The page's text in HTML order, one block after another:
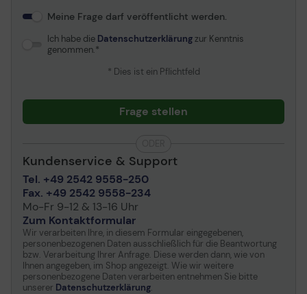
Meine Frage darf veröffentlicht werden.
Ich habe die Datenschutzerklärungzur Kenntnis
genommen.
* Dies ist ein Pflichtfeld
Frage stellen
Kundenservice & Support
Tel. +49 2542 9558-250
Fax. +49 2542 9558-234
Mo-Fr 9-12 & 13-16 Uhr
Zum Kontaktformular
Wir verarbeiten Ihre, in diesem Formular eingegebenen,
personenbezogenen Daten ausschließlich für die Beantwortung
bzw. Verarbeitung Ihrer Anfrage. Diese werden dann, wie von
Ihnen angegeben, im Shop angezeigt. Wie wir weitere
personenbezogene Daten verarbeiten entnehmen Sie bitte
unserer Datenschutzerklärung.